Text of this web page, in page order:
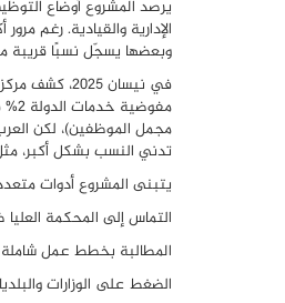
يرصد المشروع أوضاع
الإدارية والقيادية. رغم
وبعضها يسجّل نسبًا قريبة
تدني النسب بشكل أكبر، مثل 0% في الوظائف الإدارية في بلدية الرملة رغم أن العرب يشكلون 25% من
يتبنى المشروع أدوات
التماس إلى المحكمة
المطالبة بخطط عمل شاملة لرفع
الضغط على الوزارات